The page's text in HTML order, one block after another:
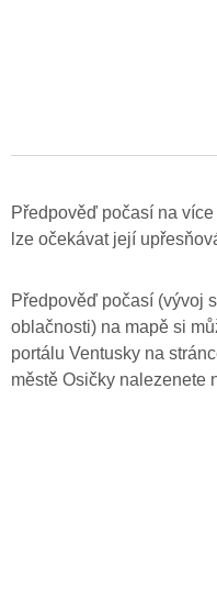
Předpověď počasí na
lze očekávat její
Předpověď počasí (vývoj
oblačnosti) na mapě si
portálu Ventusky na
městě Osičky nalezenete